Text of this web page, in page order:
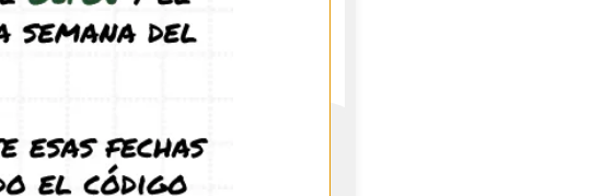
Natur-3d M
25,95€ -